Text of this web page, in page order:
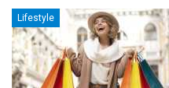
Lifestyle